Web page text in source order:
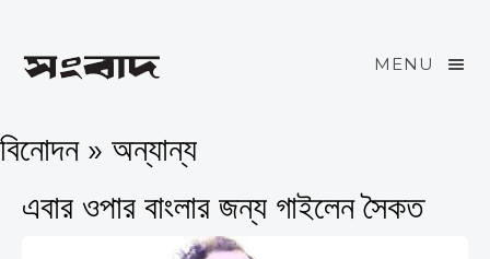
MENU
বিনোদন » অন্যান্য
এবার ওপার বাংলার জন্য গাইলেন সৈকত